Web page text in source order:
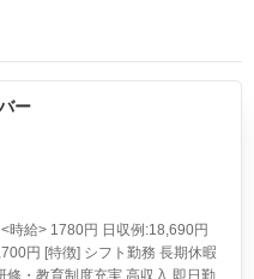
ー
時給> 1780円 日収例:18,690円
円 [特徴] シフト勤務 長期休暇